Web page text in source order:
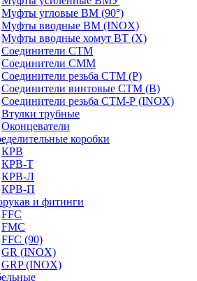
Муфты угловые ВМ (90°)
Муфты вводные ВМ (INOX)
Муфты вводные хомут ВТ (Х)
Соединители СТМ
Соединители СММ
Соединители резьба СТМ (Р)
Соединители винтовые СТМ (В)
Соединители резьба СТМ-Р (INOX)
Втулки трубные
Оконцеватели
коробки
КРВ
КРВ-Т
КРВ-Л
КРВ-П
и фитинги
FFC
FMC
FFC (90)
GR (INOX)
GRP (INOX)